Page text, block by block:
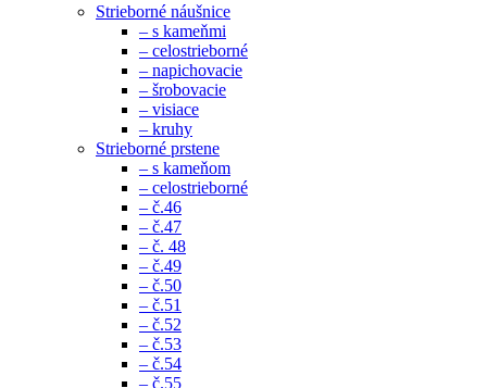
Strieborné náušnice
– s kameňmi
– celostrieborné
– napichovacie
– šrobovacie
– visiace
– kruhy
Strieborné prstene
– s kameňom
– celostrieborné
– č.46
– č.47
– č. 48
– č.49
– č.50
– č.51
– č.52
– č.53
– č.54
– č.55